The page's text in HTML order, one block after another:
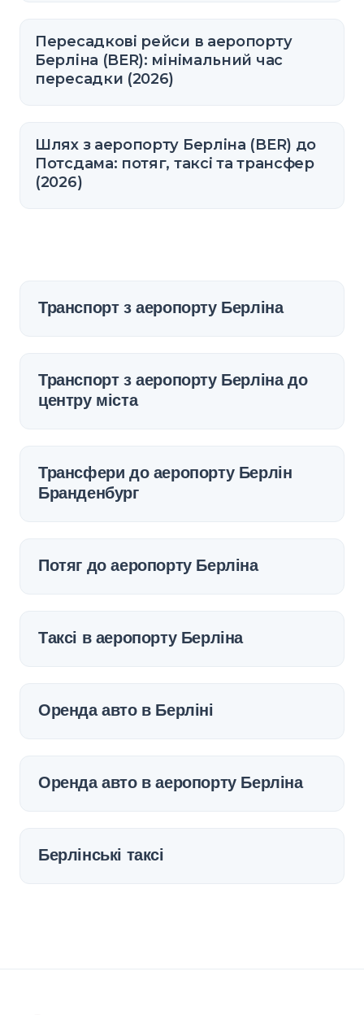
Пересадкові рейси в аеропорту
Берліна (BER): мінімальний час
пересадки (2026)
Шлях з аеропорту Берліна (BER) до
Потсдама: потяг, таксі та трансфер
(2026)
Транспорт з аеропорту Берліна
Транспорт з аеропорту Берліна до
центру міста
Трансфери до аеропорту Берлін
Бранденбург
Потяг до аеропорту Берліна
Таксі в аеропорту Берліна
Оренда авто в Берліні
Оренда авто в аеропорту Берліна
Берлінські таксі